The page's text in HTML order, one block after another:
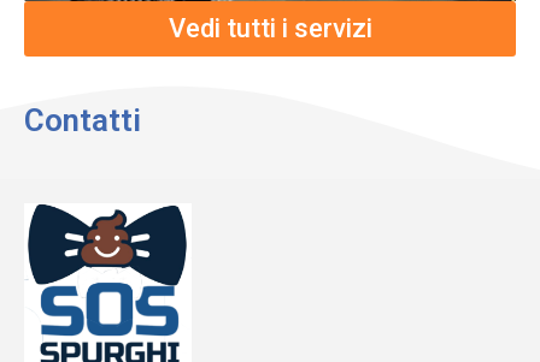
Vedi tutti i servizi
Contatti